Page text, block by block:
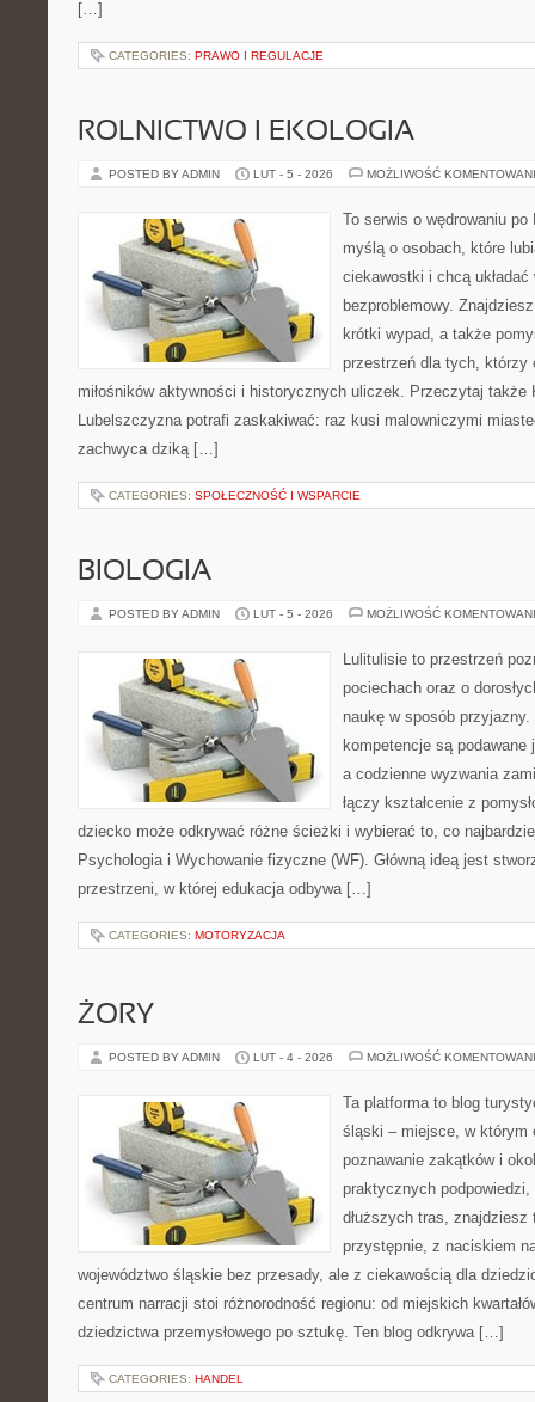
[…]
CATEGORIES: PRAWO I REGULACJE
ROLNICTWO I EKOLOGIA
POSTED BY ADMIN LUT - 5 - 2026 MOŻLIWOŚĆ
To serwis o wędrowaniu
myślą o osobach, które
ciekawostki i chcą
bezproblemowy.
krótki wypad, a także
przestrzeń dla tych, którzy
miłośników aktywności i historycznych uliczek. Przeczytaj
Lubelszczyzna potrafi zaskakiwać: raz kusi malowniczymi
zachwyca dziką […]
CATEGORIES: SPOŁECZNOŚĆ I WSPARCIE
BIOLOGIA
POSTED BY ADMIN LUT - 5 - 2026 MOŻLIWOŚĆ
Lulitulisie to przestrzeń
pociechach oraz o
naukę w sposób
kompetencje są
a codzienne wyzwania
łączy kształcenie z
dziecko może odkrywać różne ścieżki i wybierać to, co
Psychologia i Wychowanie fizyczne (WF). Główną ideą jest
przestrzeni, w której edukacja odbywa […]
CATEGORIES: MOTORYZACJA
ŻORY
POSTED BY ADMIN LUT - 4 - 2026 MOŻLIWOŚĆ
Ta platforma to blog
śląski – miejsce, w którym
poznawanie zakątków i
praktycznych
dłuższych tras, znajdziesz
przystępnie, z naciskiem
województwo śląskie bez przesady, ale z ciekawością dla
centrum narracji stoi różnorodność regionu: od miejskich
dziedzictwa przemysłowego po sztukę. Ten blog odkrywa […]
CATEGORIES: HANDEL